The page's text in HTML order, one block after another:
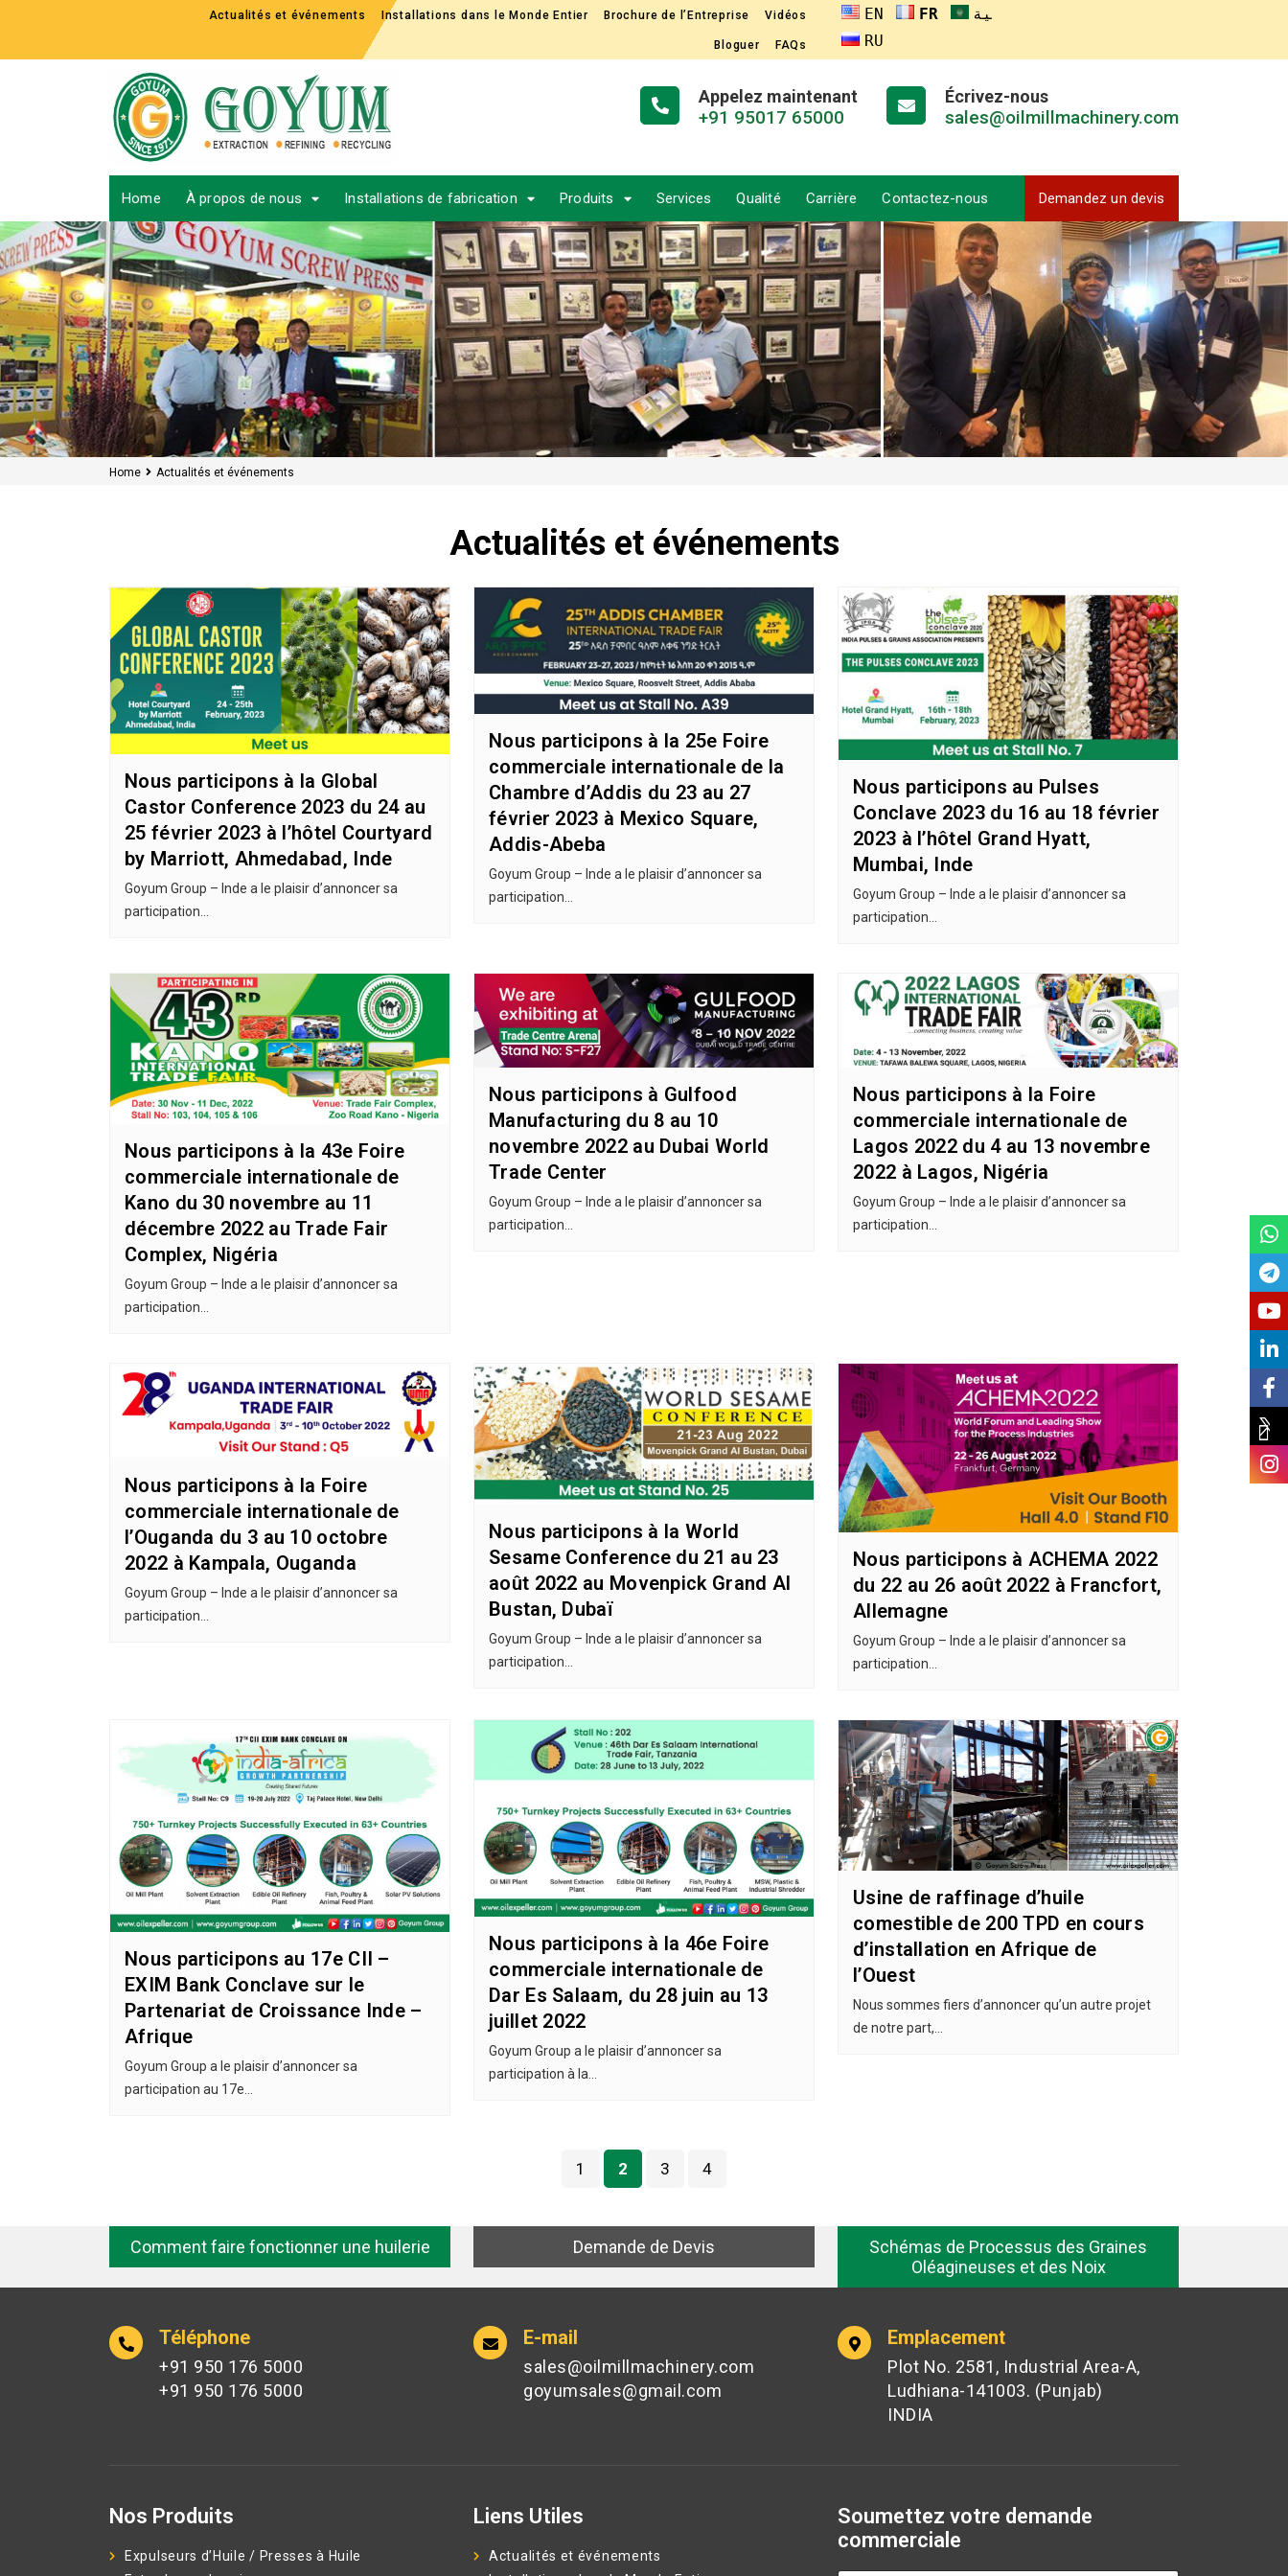
Actualités et événements Installations dans le Monde Entier Brochure de l’Entreprise Vidéos
Bloguer FAQs
ENGLISHFRANÇAISالعربية
RUSSIA
Appelez maintenant
+91 95017 65000
Écrivez-nous
sales@oilmillmachinery.com
Home À propos de nous Installations de fabrication Produits Services Qualité Carrière Contactez-nous Demandez un devis
Home Actualités et événements
Actualités et événements
Nous participons à la Global
Castor Conference 2023 du 24 au
25 février 2023 à l’hôtel Courtyard
by Marriott, Ahmedabad, Inde
Goyum Group – Inde a le plaisir d’annoncer sa
participation…
Nous participons à la 25e Foire
commerciale internationale de la
Chambre d’Addis du 23 au 27
février 2023 à Mexico Square,
Addis-Abeba
Goyum Group – Inde a le plaisir d’annoncer sa
participation…
Nous participons au Pulses
Conclave 2023 du 16 au 18 février
2023 à l’hôtel Grand Hyatt,
Mumbai, Inde
Goyum Group – Inde a le plaisir d’annoncer sa
participation…
Nous participons à la 43e Foire
commerciale internationale de
Kano du 30 novembre au 11
décembre 2022 au Trade Fair
Complex, Nigéria
Goyum Group – Inde a le plaisir d’annoncer sa
participation…
Nous participons à Gulfood
Manufacturing du 8 au 10
novembre 2022 au Dubai World
Trade Center
Goyum Group – Inde a le plaisir d’annoncer sa
participation…
Nous participons à la Foire
commerciale internationale de
Lagos 2022 du 4 au 13 novembre
2022 à Lagos, Nigéria
Goyum Group – Inde a le plaisir d’annoncer sa
participation…
Nous participons à la Foire
commerciale internationale de
l’Ouganda du 3 au 10 octobre
2022 à Kampala, Ouganda
Goyum Group – Inde a le plaisir d’annoncer sa
participation…
Nous participons à la World
Sesame Conference du 21 au 23
août 2022 au Movenpick Grand Al
Bustan, Dubaï
Goyum Group – Inde a le plaisir d’annoncer sa
participation…
Nous participons à ACHEMA 2022
du 22 au 26 août 2022 à Francfort,
Allemagne
Goyum Group – Inde a le plaisir d’annoncer sa
participation…
Nous participons au 17e CII –
EXIM Bank Conclave sur le
Partenariat de Croissance Inde –
Afrique
Goyum Group a le plaisir d’annoncer sa
participation au 17e…
Nous participons à la 46e Foire
commerciale internationale de
Dar Es Salaam, du 28 juin au 13
juillet 2022
Goyum Group a le plaisir d’annoncer sa
participation à la…
Usine de raffinage d’huile
comestible de 200 TPD en cours
d’installation en Afrique de
l’Ouest
Nous sommes fiers d’annoncer qu’un autre projet
de notre part,…
1 2 3 4
Comment faire fonctionner une huilerie Demande de Devis
Schémas de Processus des Graines
Oléagineuses et des Noix
Téléphone
+91 950 176 5000
+91 950 176 5000
E-mail
sales@oilmillmachinery.com
goyumsales@gmail.com
Emplacement
Plot No. 2581, Industrial Area-A,
Ludhiana-141003. (Punjab)
INDIA
Nos Produits
Expulseurs d’Huile / Presses à Huile
Liens Utiles
Actualités et événements
Soumettez votre demande
commerciale